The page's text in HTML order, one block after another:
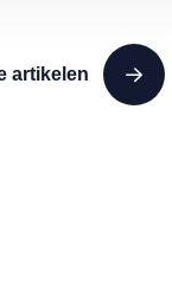
artikelen